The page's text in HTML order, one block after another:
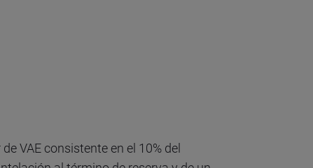
VAE consistente en el 10% del